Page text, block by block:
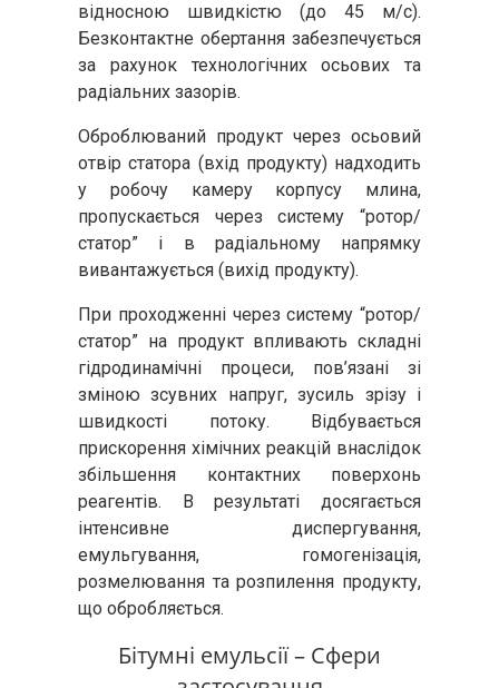
відносною швидкістю (до 45 м/с).
Безконтактне обертання забезпечується
за рахунок технологічних осьових та
радіальних зазорів.
Оброблюваний продукт через осьовий
отвір статора (вхід продукту) надходить
у робочу камеру корпусу млина,
пропускається через систему “ротор/
статор” і в радіальному напрямку
вивантажується (вихід продукту).
При проходженні через систему “ротор/
статор” на продукт впливають складні
гідродинамічні процеси, пов’язані зі
зміною зсувних напруг, зусиль зрізу і
швидкості потоку. Відбувається
прискорення хімічних реакцій внаслідок
збільшення контактних поверхонь
реагентів. В результаті досягається
інтенсивне диспергування,
емульгування, гомогенізація,
розмелювання та розпилення продукту,
що обробляється.
Бітумні емульсії – Сфери